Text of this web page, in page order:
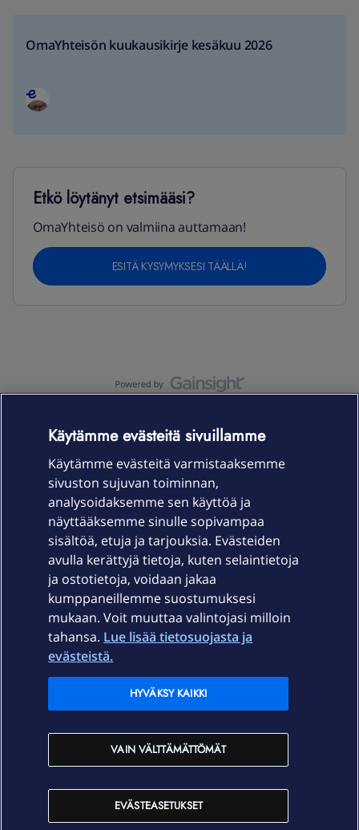
OmaYhteisön kuukausikirje kesäkuu 2026
Etkö löytänyt etsimääsi?
OmaYhteisö on valmiina auttamaan!
ESITÄ KYSYMYKSESI TÄÄLLÄ!
Laitteet & liittymät
Palvelut
Ajankohtaista
Elisa Oyj
In English
Käytämme evästeitä sivuillamme
Käytämme evästeitä varmistaaksemme
sivuston sujuvan toiminnan,
analysoidaksemme sen käyttöä ja
näyttääksemme sinulle sopivampaa
sisältöä, etuja ja tarjouksia. Evästeiden
avulla kerättyjä tietoja, kuten selaintietoja
ja ostotietoja, voidaan jakaa
kumppaneillemme suostumuksesi
mukaan. Voit muuttaa valintojasi milloin
tahansa. Lue lisää tietosuojasta ja
evästeistä.
EVÄSTEASETUKSET
VAIN VÄLTTÄMÄTTÖMÄT
HYVÄKSY KAIKKI